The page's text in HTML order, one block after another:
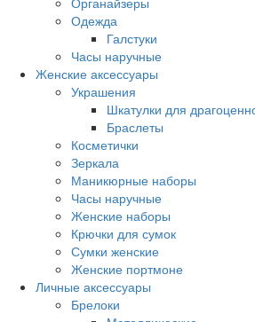
Одежда
Галстуки
Часы наручные
Женские аксессуары
Украшения
Шкатулки для
Браслеты
Косметички
Зеркала
Маникюрные наборы
Часы наручные
Женские наборы
Крючки для сумок
Сумки женские
Женские портмоне
Личные аксессуары
Брелоки